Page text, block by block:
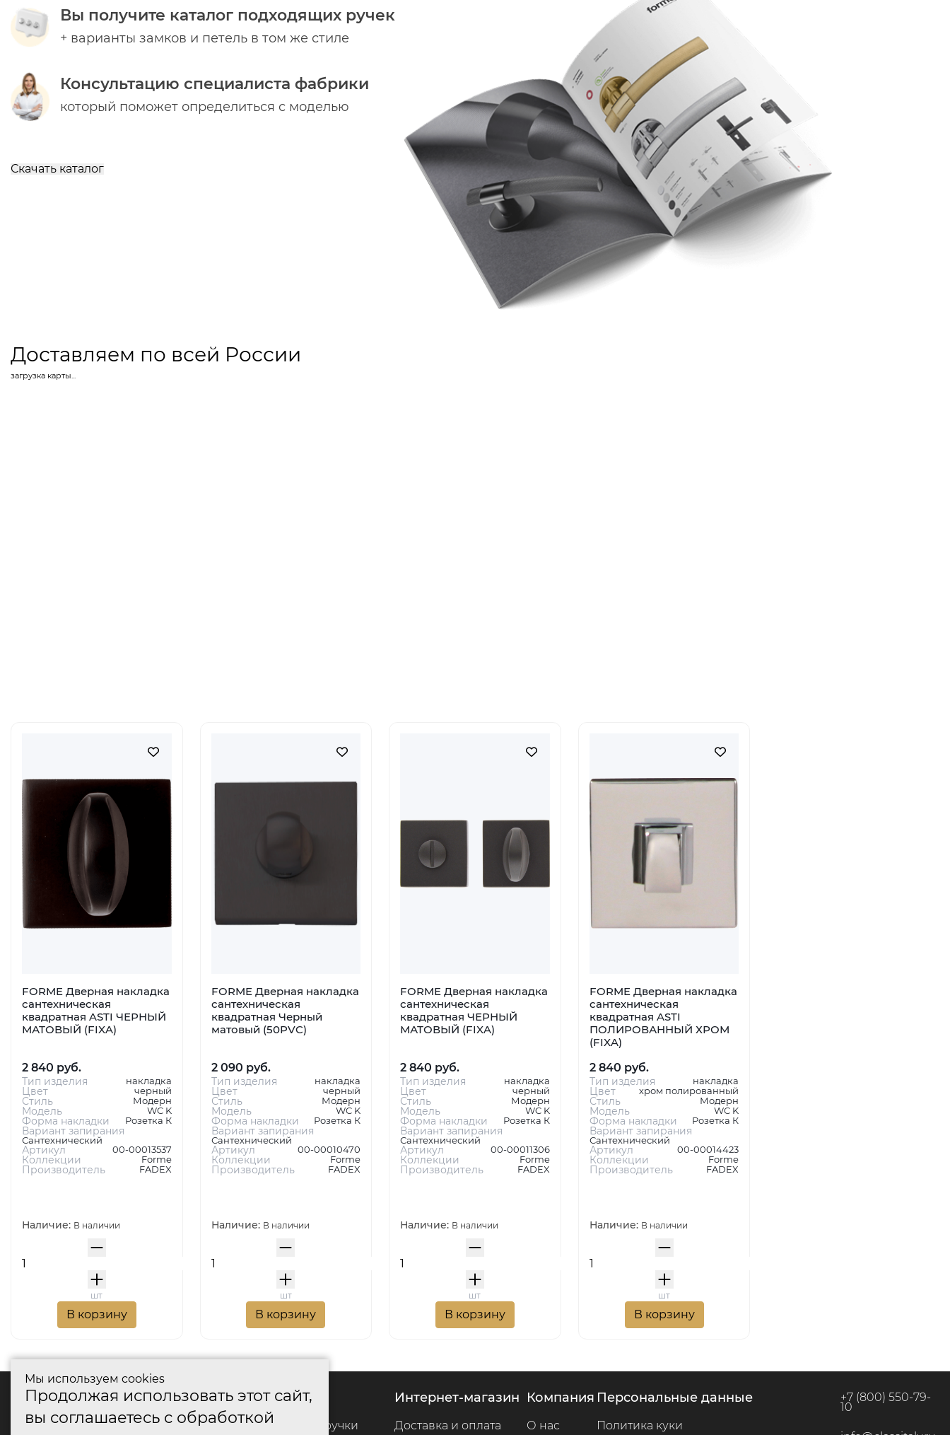
Вы получите каталог подходящих ручек
+ варианты замков и петель в том же стиле
Консультацию специалиста фабрики
который поможет определиться с моделью
Скачать каталог
Доставляем по всей России
загрузка карты...
FORME Дверная накладка
сантехническая
квадратная ASTI ЧЕРНЫЙ
МАТОВЫЙ (FIXA)
2 840 руб.
Тип изделия накладка
Цвет черный
Стиль Модерн
Модель WC K
Форма накладки Розетка К
Вариант запирания
Сантехнический
Артикул 00-00013537
Коллекции Forme
Производитель FADEX
Наличие: В наличии
шт
В корзину
FORME Дверная накладка
сантехническая
квадратная Черный
матовый (50PVC)
2 090 руб.
Тип изделия накладка
Цвет черный
Стиль Модерн
Модель WC K
Форма накладки Розетка К
Вариант запирания
Сантехнический
Артикул 00-00010470
Коллекции Forme
Производитель FADEX
Наличие: В наличии
шт
В корзину
FORME Дверная накладка
сантехническая
квадратная ЧЕРНЫЙ
МАТОВЫЙ (FIXA)
2 840 руб.
Тип изделия накладка
Цвет черный
Стиль Модерн
Модель WC K
Форма накладки Розетка К
Вариант запирания
Сантехнический
Артикул 00-00011306
Коллекции Forme
Производитель FADEX
Наличие: В наличии
шт
В корзину
FORME Дверная накладка
сантехническая
квадратная ASTI
ПОЛИРОВАННЫЙ ХРОМ
(FIXA)
2 840 руб.
Тип изделия накладка
Цвет хром полированный
Стиль Модерн
Модель WC K
Форма накладки Розетка К
Вариант запирания
Сантехнический
Артикул 00-00014423
Коллекции Forme
Производитель FADEX
Наличие: В наличии
шт
В корзину
каталог
Дверные ручки
интернет-магазин
Доставка и оплата
компания
О нас
персональные данные
Политика куки
+7 (800) 550-79-
10
Мы используем cookies
Продолжая использовать этот сайт,
вы соглашаетесь с обработкой